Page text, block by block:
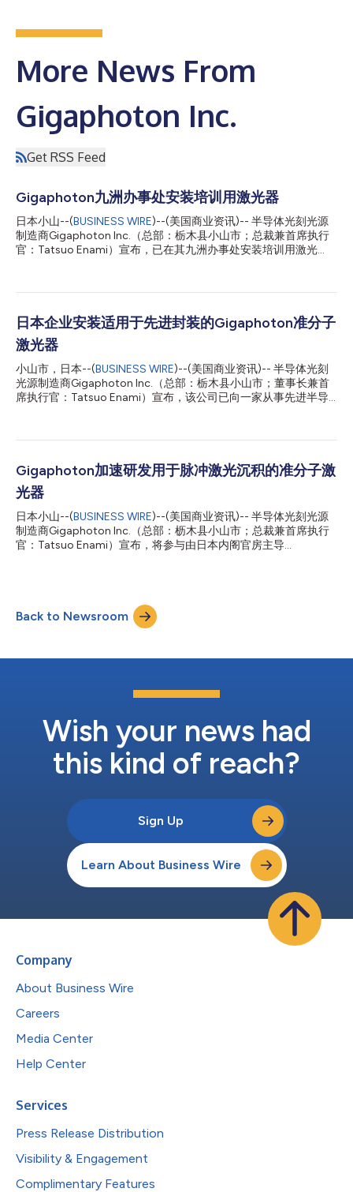
More News From
Gigaphoton Inc.
Get RSS Feed
Gigaphoton九洲办事处安装培训用激光器
日本小山--(BUSINESS WIRE)--(美国商业资讯)-- 半导体光刻光源
制造商Gigaphoton Inc.（总部：栃木县小山市；总裁兼首席执行
官：Tatsuo Enami）宣布，已在其九洲办事处安装培训用激光
资随之增加。因此，在客户现场运行的Gigaphoton激光器数量也
环境来全面强化其技术支持能力。目前，九洲办事处已完成培训用
激光器的安装，并计划于2026年6月开始投入使用。 九洲办事处
已建立一个最多可容纳三台培训用激光器的洁净室。随着该设施的
落成，FSE的培训能力得到了显著提升，从而能够支持技术人员更
快地实现技能跃升。此外，这还使Gigaphoton能够为日本西部的
客户提供培训课程，从而进一步深化双方的合作关系。
Gigaphoton总裁兼首席执行官Tatsuo Enami表示：“为了对半导
日本企业安装适用于先进封装的Gigaphoton准分子
激光器
小山市，日本--(BUSINESS WIRE)--(美国商业资讯)-- 半导体光刻
光源制造商Gigaphoton Inc.（总部：栃木县小山市；董事长兼首
席执行官：Tatsuo Enami）宣布，该公司已向一家从事先进半导
域的专业技术，开发了面向先进封装工艺的超精细烧蚀加工光源。
体封装基板加工设备中。该激光器具备高功率、高重复频率、高可
靠性及长寿命模块化特点，主要用于直径10微米及以下的微孔加工
以及沟槽图案成型。预计该技术将应用于采用小芯片的2.5D/3D封
装制造，这类封装需求预计将增长，并主要应用于人工智能芯片
组。 G300K已集成于ORC MANUFACTURING CO., LTD. 制造的加
工设备中。 加工成果与相关输出数据将在与SEMICON Japan
2025 （2025年12月17日开幕）同期举办的展览中展示。
Gigaphoton加速研发用于脉冲激光沉积的准分子激
光器
日本小山--(BUSINESS WIRE)--(美国商业资讯)-- 半导体光刻光源
制造商Gigaphoton Inc.（总部：枥木县小山市；总裁兼首席执行
官：Tatsuo Enami）宣布，将参与由日本内阁官房主导
中，“目标10”聚焦于通过聚变能的多元化应用，在2050年前实现
与全球环境和谐共生、无资源限制的充满活力的社会。
Gigaphoton将参与由项目经理Takanobu Kiss博士牵头的“目标
术”。该项目旨在建立高质量、低成本的高性能REBCO*线材大规模
Gigaphoton正致力于研发用于脉冲激光沉积(PLD)的准分子激光
器。凭借在全球半导体光刻工艺中广泛应用的准分子激光技术专
性。 Gigaphoton总裁兼首席...
Back to Newsroom
Wish your news had
this kind of reach?
Sign Up
Learn About Business Wire
Company
About Business Wire
Careers
Media Center
Help Center
Services
Press Release Distribution
Visibility & Engagement
Complimentary Features